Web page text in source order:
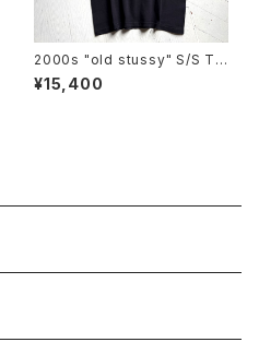
2000s "old stussy" S/S T-
shirt
¥15,400